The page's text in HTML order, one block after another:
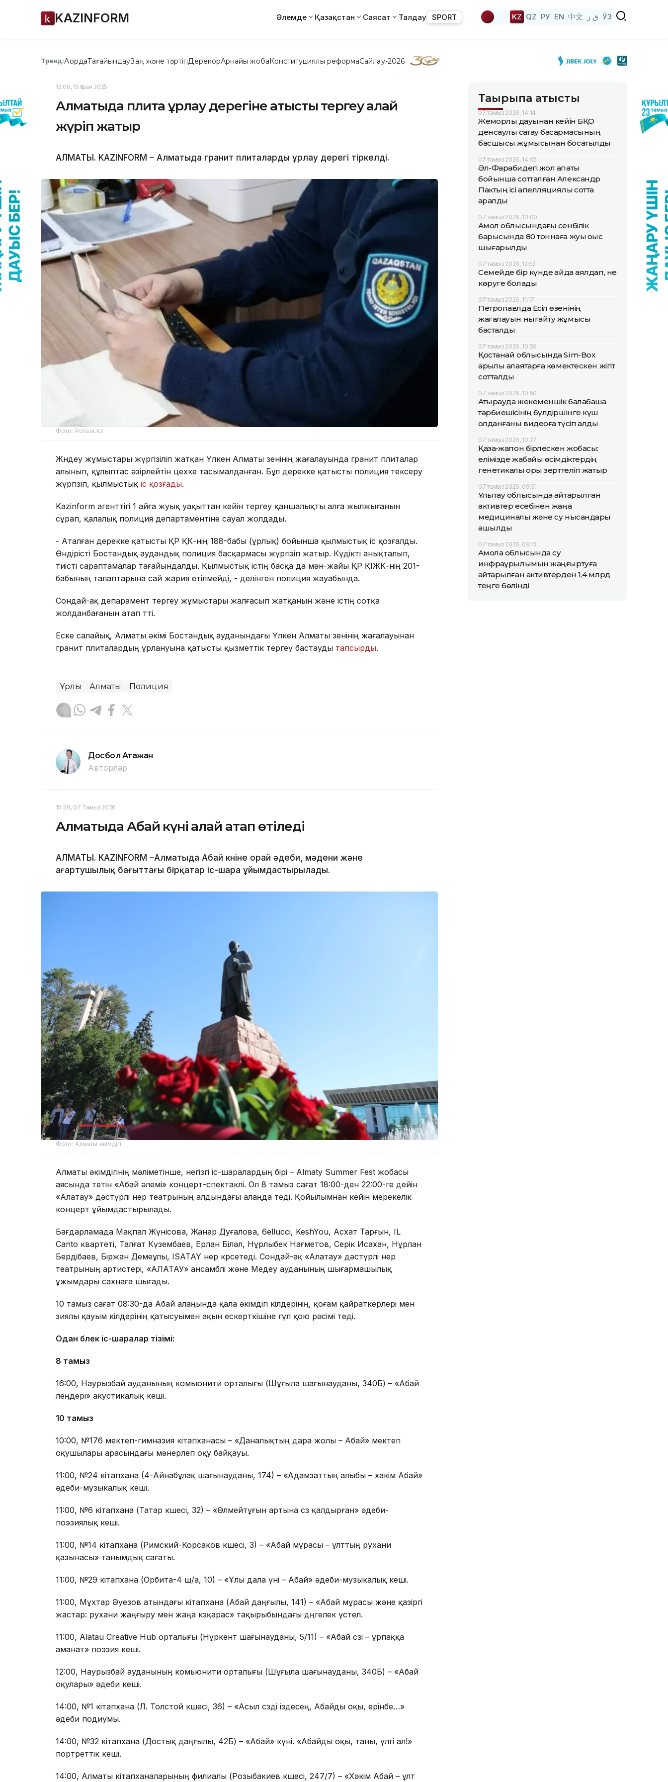
KAZINFORM Әлемде Қазақстан Саясат Талдау SPORT KZ QZ РУ EN 中文 ق ز ЎЗ
Тренд:АқордаТағайындауЗаң және тәртіпДерекқорАрнайы жобаКонституциялық реформаСайлау-2026
12:06, 15 Қазан 2025
Алматыда плита ұрлау дерегіне қатысты тергеу қалай
жүріп жатыр
АЛМАТЫ. KAZINFORM – Алматыда гранит плиталарды ұрлау дерегі тіркелді.
Фото: Polisia.kz
Жөндеу жұмыстары жүргізіліп жатқан Үлкен Алматы өзенінің жағалауында гранит плиталар
алынып, құлыптас әзірлейтін цехке тасымалданған. Бұл дерекке қатысты полиция тексеру
жүргізіп, қылмыстық іс қозғады.
Kazinform агенттігі 1 айға жуық уақыттан кейін тергеу қаншалықты алға жылжығанын
сұрап, қалалық полиция департаментіне сауал жолдады.
- Аталған дерекке қатысты ҚР ҚК-нің 188-бабы (ұрлық) бойынша қылмыстық іс қозғалды.
Өндірісті Бостандық аудандық полиция басқармасы жүргізіп жатыр. Күдікті анықталып,
тиісті сараптамалар тағайындалды. Қылмыстық істің басқа да мән-жайы ҚР ҚІЖК-нің 201-
бабының талаптарына сай жария етілмейді, - делінген полиция жауабында.
Сондай-ақ депарамент тергеу жұмыстары жалғасып жатқанын және істің сотқа
жолданбағанын атап өтті.
Еске салайық, Алматы әкімі Бостандық ауданындағы Үлкен Алматы өзенінің жағалауынан
гранит плиталардың ұрлануына қатысты қызметтік тергеу бастауды тапсырды.
Ұрлық Алматы Полиция
Досбол Атажан
Авторлар
15:39, 07 Тамыз 2026
Алматыда Абай күні қалай атап өтіледі
АЛМАТЫ. KAZINFORM –Алматыда Абай күніне орай әдеби, мәдени және
ағартушылық бағыттағы бірқатар іс-шара ұйымдастырылады.
Фото: Алматы әкімдігі
Алматы әкімдігінің мәліметінше, негізгі іс-шаралардың бірі – Almaty Summer Fest жобасы
аясында өтетін «Абай әлемі» концерт-спектаклі. Ол 8 тамыз сағат 18:00-ден 22:00-ге дейін
«Алатау» дәстүрлі өнер театрының алдындағы алаңда өтеді. Қойылымнан кейін мерекелік
концерт ұйымдастырылады.
Бағдарламада Мақпал Жүнісова, Жанар Дуғалова, 6ellucci, KeshYou, Асхат Тарғын, IL
Canto квартеті, Талғат Күзембаев, Ерлан Біләл, Нұрлыбек Нағметов, Серік Исахан, Нұрлан
Бердібаев, Біржан Демеұлы, ISATAY өнер көрсетеді. Сондай-ақ «Алатау» дәстүрлі өнер
театрының артистері, «АЛАТАУ» ансамблі және Медеу ауданының шығармашылық
ұжымдары сахнаға шығады.
10 тамыз сағат 08:30-да Абай алаңында қала әкімдігі өкілдерінің, қоғам қайраткерлері мен
зиялы қауым өкілдерінің қатысуымен ақын ескерткішіне гүл қою рәсімі өтеді.
Одан бөлек іс-шаралар тізімі:
8 тамыз
16:00, Наурызбай ауданының комьюнити орталығы (Шұғыла шағынауданы, 340Б) – «Абай
өлеңдері» акустикалық кеші.
10 тамыз
10:00, №176 мектеп-гимназия кітапханасы – «Даналықтың дара жолы – Абай» мектеп
оқушылары арасындағы мәнерлеп оқу байқауы.
11:00, №24 кітапхана (4-Айнабұлақ шағынауданы, 174) – «Адамзаттың алыбы – хакім Абай»
әдеби-музыкалық кеші.
11:00, №6 кітапхана (Татар көшесі, 32) – «Өлмейтұғын артына сөз қалдырған» әдеби-
поэзиялық кеші.
11:00, №14 кітапхана (Римский-Корсаков көшесі, 3) – «Абай мұрасы – ұлттың рухани
қазынасы» танымдық сағаты.
11:00, №29 кітапхана (Орбита-4 ш/а, 10) – «Ұлы дала үні – Абай» әдеби-музыкалық кеші.
11:00, Мұхтар Әуезов атындағы кітапхана (Абай даңғылы, 141) – «Абай мұрасы және қазіргі
жастар: рухани жаңғыру мен жаңа көзқарас» тақырыбындағы дөңгелек үстел.
11:00, Alatau Creative Hub орталығы (Нұркент шағынауданы, 5/11) – «Абай сөзі – ұрпаққа
аманат» поэзия кеші.
12:00, Наурызбай ауданының комьюнити орталығы (Шұғыла шағынауданы, 340Б) – «Абай
оқулары» әдеби кеші.
14:00, №1 кітапхана (Л. Толстой көшесі, 36) – «Асыл сөзді іздесең, Абайды оқы, ерінбе…»
әдеби подиумы.
14:00, №32 кітапхана (Достық даңғылы, 42Б) – «Абай» күні. «Абайды оқы, таны, үлгі ал!»
портреттік кеші.
14:00, Алматы кітапханаларының филиалы (Розыбакиев көшесі, 247/7) – «Хәкім Абай – ұлт
Тақырыпқа қатысты
07 тамыз 2026, 14:14
Жемқорлық дауынан кейін БҚО
денсаулық сақтау басқармасының
басшысы жұмысынан босатылды
07 тамыз 2026, 14:05
Әл-Фарабидегі жол апаты
бойынша сотталған Александр
Пактың ісі апелляциялық сотта
қаралды
07 тамыз 2026, 13:00
Ақмол облысындағы сенбілік
барысында 80 тоннаға жуық қоқыс
шығарылды
07 тамыз 2026, 12:52
Семейде бір күнде қайда аялдап, не
көруге болады
07 тамыз 2026, 11:17
Петропавлда Есіл өзенінің
жағалауын нығайту жұмысы
басталды
07 тамыз 2026, 10:59
Қостанай облысында Sim-Box
арқылы алаяқтарға көмектескен жігіт
сотталды
07 тамыз 2026, 10:50
Атырауда жекеменшік балабақша
тәрбиешісінің бүлдіршінге күш
қолданғаны видеоға түсіп қалды
07 тамыз 2026, 10:27
Қазақ-жапон бірлескен жобасы:
елімізде жабайы өсімдіктердің
генетикалық қоры зерттеліп жатыр
07 тамыз 2026, 09:51
Ұлытау облысында қайтарылған
активтер есебінен жаңа
медициналық және су нысандары
ашылды
07 тамыз 2026, 09:15
Ақмола облысында су
инфрақұрылымын жаңғыртуға
қайтарылған активтерден 1,4 млрд
теңге бөлінді